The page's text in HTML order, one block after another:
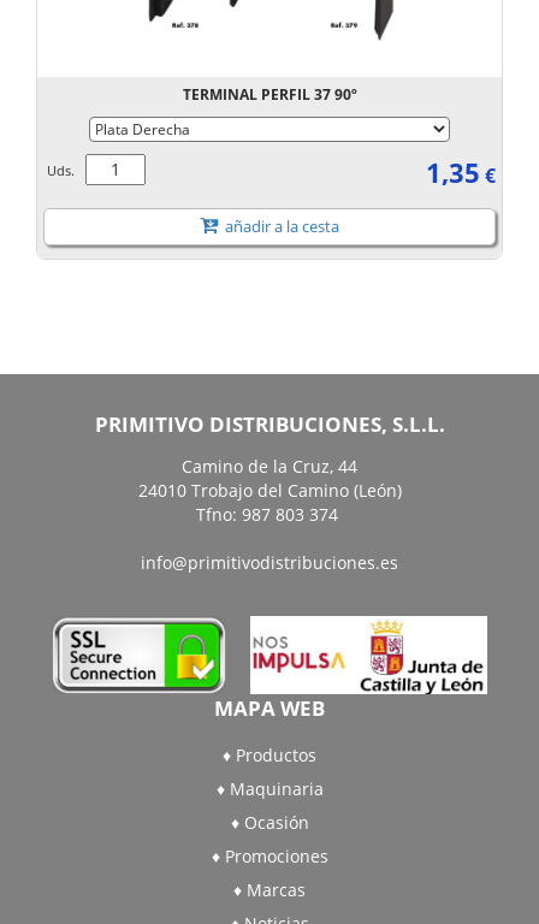
TERMINAL PERFIL 37 90º
Uds. 1,35 €
añadir a la cesta
PRIMITIVO DISTRIBUCIONES, S.L.L.
Camino de la Cruz, 44
24010 Trobajo del Camino (León)
Tfno: 987 803 374
info@primitivodistribuciones.es
MAPA WEB
Productos
Maquinaria
Ocasión
Promociones
Marcas